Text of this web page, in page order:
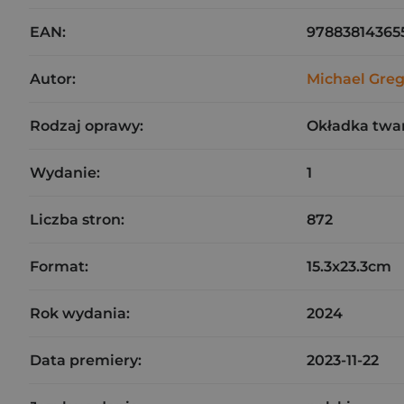
EAN:
Autor: Michael
Rodzaj oprawy: Okładka
Wydanie: 1
Liczba stron: 872
Format: 15.3x23.3cm
Rok wydania: 2024
Data premiery: 2023-11-22